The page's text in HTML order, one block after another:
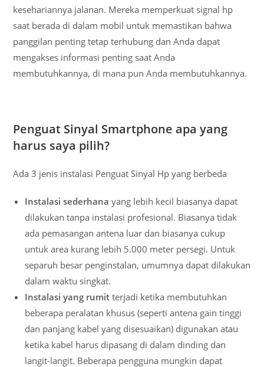
kesehariannya jalanan. Mereka memperkuat signal hp
saat berada di dalam mobil untuk memastikan bahwa
panggilan penting tetap terhubung dan Anda dapat
mengakses informasi penting saat Anda
membutuhkannya, di mana pun Anda membutuhkannya.
Penguat Sinyal Smartphone apa yang
harus saya pilih?
Ada 3 jenis instalasi Penguat Sinyal Hp yang berbeda
Instalasi sederhana yang lebih kecil biasanya dapat
dilakukan tanpa instalasi profesional. Biasanya tidak
ada pemasangan antena luar dan biasanya cukup
untuk area kurang lebih 5.000 meter persegi. Untuk
separuh besar penginstalan, umumnya dapat dilakukan
dalam waktu singkat.
Instalasi yang rumit terjadi ketika membutuhkan
beberapa peralatan khusus (seperti antena gain tinggi
dan panjang kabel yang disesuaikan) digunakan atau
ketika kabel harus dipasang di dalam dinding dan
langit-langit. Beberapa pengguna mungkin dapat